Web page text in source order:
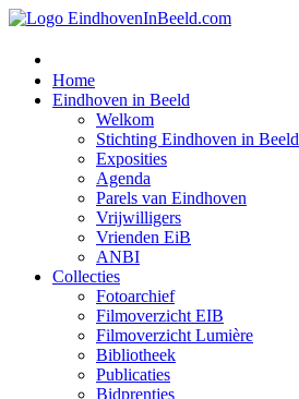
Home
Eindhoven in Beeld
Welkom
Stichting Eindhoven in Beeld
Exposities
Agenda
Parels van Eindhoven
Vrijwilligers
Vrienden EiB
ANBI
Collecties
Fotoarchief
Filmoverzicht EIB
Filmoverzicht Lumière
Bibliotheek
Publicaties
Bidprentjes